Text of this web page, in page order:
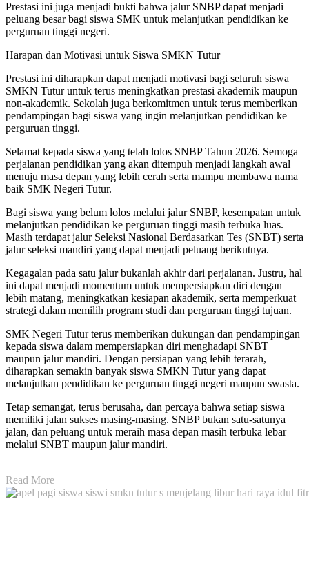
Prestasi ini juga menjadi bukti bahwa jalur SNBP dapat menjadi
peluang besar bagi siswa SMK untuk melanjutkan pendidikan ke
perguruan tinggi negeri.
Harapan dan Motivasi untuk Siswa SMKN Tutur
Prestasi ini diharapkan dapat menjadi motivasi bagi seluruh siswa
SMKN Tutur untuk terus meningkatkan prestasi akademik maupun
non-akademik. Sekolah juga berkomitmen untuk terus memberikan
pendampingan bagi siswa yang ingin melanjutkan pendidikan ke
perguruan tinggi.
Selamat kepada siswa yang telah lolos SNBP Tahun 2026. Semoga
perjalanan pendidikan yang akan ditempuh menjadi langkah awal
menuju masa depan yang lebih cerah serta mampu membawa nama
baik SMK Negeri Tutur.
Bagi siswa yang belum lolos melalui jalur SNBP, kesempatan untuk
melanjutkan pendidikan ke perguruan tinggi masih terbuka luas.
Masih terdapat jalur Seleksi Nasional Berdasarkan Tes (SNBT) serta
jalur seleksi mandiri yang dapat menjadi peluang berikutnya.
Kegagalan pada satu jalur bukanlah akhir dari perjalanan. Justru, hal
ini dapat menjadi momentum untuk mempersiapkan diri dengan
lebih matang, meningkatkan kesiapan akademik, serta memperkuat
strategi dalam memilih program studi dan perguruan tinggi tujuan.
SMK Negeri Tutur terus memberikan dukungan dan pendampingan
kepada siswa dalam mempersiapkan diri menghadapi SNBT
maupun jalur mandiri. Dengan persiapan yang lebih terarah,
diharapkan semakin banyak siswa SMKN Tutur yang dapat
melanjutkan pendidikan ke perguruan tinggi negeri maupun swasta.
Tetap semangat, terus berusaha, dan percaya bahwa setiap siswa
memiliki jalan sukses masing-masing. SNBP bukan satu-satunya
jalan, dan peluang untuk meraih masa depan masih terbuka lebar
melalui SNBT maupun jalur mandiri.
Read More